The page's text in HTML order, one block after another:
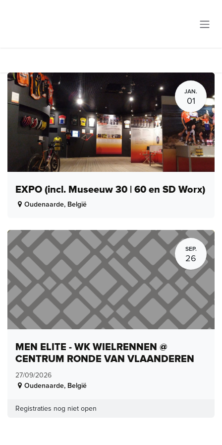
JAN.
01
EXPO (incl. Museeuw 30 | 60 en SD Worx)
Oudenaarde, België
SEP.
26
MEN ELITE - WK WIELRENNEN @
CENTRUM RONDE VAN VLAANDEREN
27/09/2026
Oudenaarde, België
Registraties nog niet open